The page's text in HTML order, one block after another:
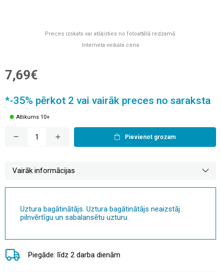
Preces izskats var atšķirties no fotoattēlā redzamā.
Interneta veikala cena
7,69€
*-35% pērkot 2 vai vairāk preces no saraksta
Atlikums 10+
Pievienot grozam
Vairāk informācijas
Uztura bagātinātājs. Uztura bagātinātājs neaizstāj
pilnvērtīgu un sabalansētu uzturu.
Piegāde: līdz 2 darba dienām